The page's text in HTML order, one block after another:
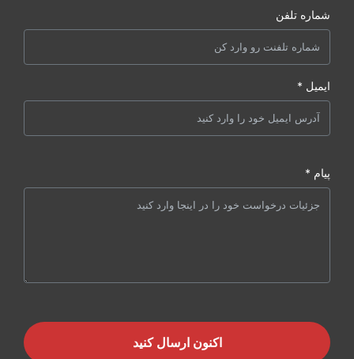
شماره تلفن
ایمیل *
پیام *
اکنون ارسال کنید